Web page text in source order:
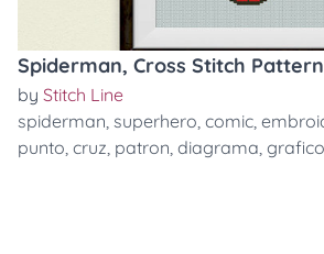
Spiderman, Cross Stitch Pattern
by Stitch Line
spiderman, superhero, comic,
punto, cruz, patron, diagrama, grafico